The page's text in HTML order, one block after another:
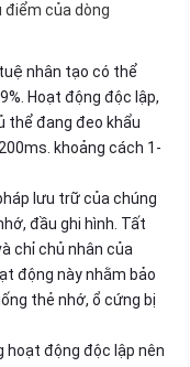
điểm của dòng
nhân tạo có thể
Hoạt động độc lập,
thể đang đeo khẩu
khoảng cách 1-
lưu trữ của chúng
đầu ghi hình. Tất
chỉ chủ nhân của
động này nhằm bảo
thẻ nhớ, ổ cứng bị
hoạt động độc lập nên